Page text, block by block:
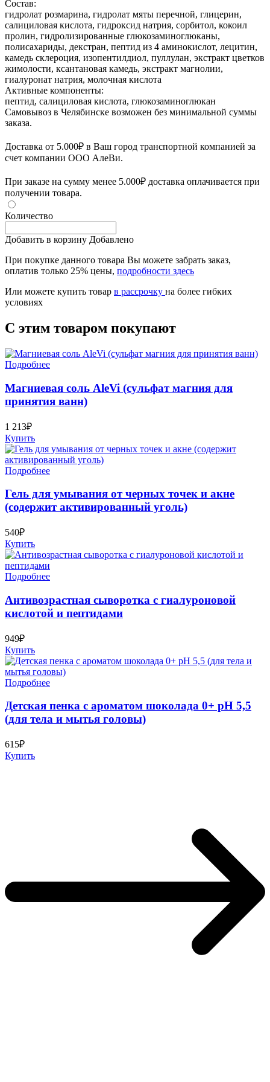
Состав:
гидролат розмарина, гидролат мяты перечной, глицерин,
салициловая кислота, гидроксид натрия, сорбитол, кокоил
пролин, гидролизированные глюкозаминоглюканы,
полисахариды, декстран, пептид из 4 аминокислот, лецитин,
камедь склероция, изопентилдиол, пуллулан, экстракт цветков
жимолости, ксантановая камедь, экстракт магнолии,
гиалуронат натрия, молочная кислота
Активные компоненты:
пептид, салициловая кислота, глюкозаминоглюкан
Самовывоз в Челябинске возможен без минимальной суммы
заказа.
Доставка от 5.000₽ в Ваш город транспортной компанией за
счет компании ООО АлеВи.
При заказе на сумму менее 5.000₽ доставка оплачивается при
получении товара.
Количество
Добавить в корзину Добавлено
При покупке данного товара Вы можете забрать заказ,
оплатив только 25% цены, подробности здесь
Или можете купить товар в рассрочку на более гибких
условиях
С этим товаром покупают
Подробнее
Магниевая соль AleVi (сульфат магния для
принятия ванн)
1 213₽
Купить
Подробнее
Гель для умывания от черных точек и акне
(содержит активированный уголь)
540₽
Купить
Подробнее
Антивозрастная сыворотка с гиалуроновой
кислотой и пептидами
949₽
Купить
Подробнее
Детская пенка с ароматом шоколада 0+ pH 5,5
(для тела и мытья головы)
615₽
Купить